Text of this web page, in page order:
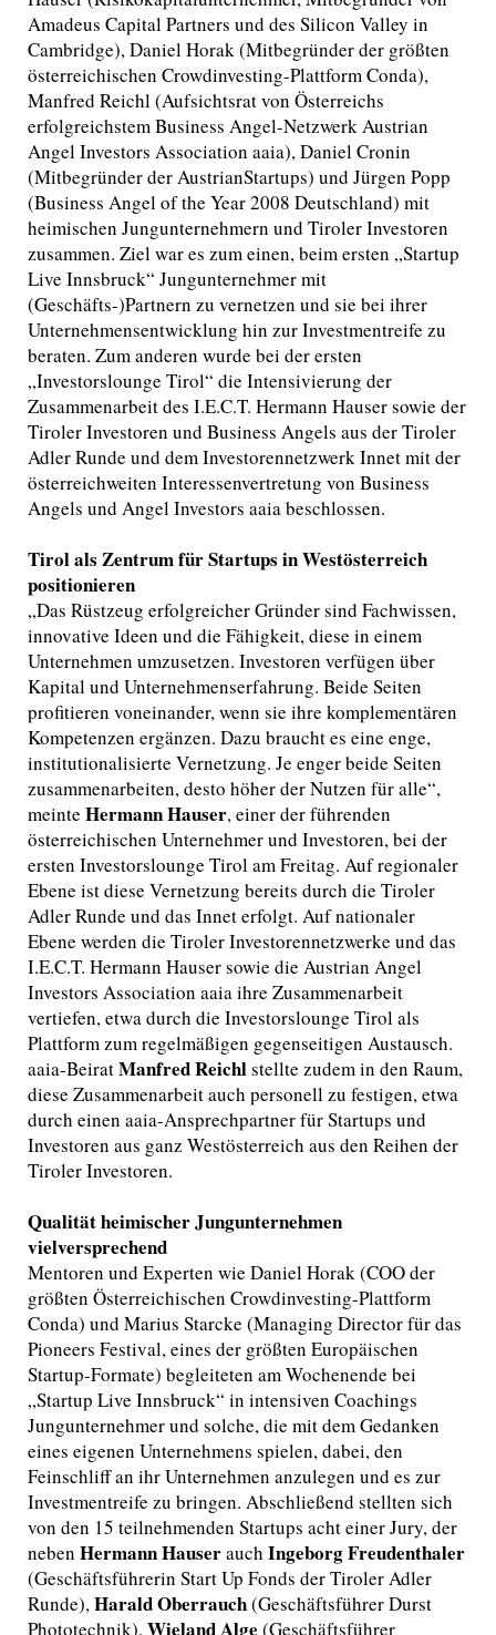
Amadeus Capital Partners und des Silicon Valley in
Cambridge), Daniel Horak (Mitbegründer der größten
österreichischen Crowdinvesting-Plattform Conda),
Manfred Reichl (Aufsichtsrat von Österreichs
erfolgreichstem Business Angel-Netzwerk Austrian
Angel Investors Association aaia), Daniel Cronin
(Mitbegründer der AustrianStartups) und Jürgen Popp
(Business Angel of the Year 2008 Deutschland) mit
heimischen Jungunternehmern und Tiroler Investoren
zusammen. Ziel war es zum einen, beim ersten „Startup
Live Innsbruck“ Jungunternehmer mit
(Geschäfts-)Partnern zu vernetzen und sie bei ihrer
Unternehmensentwicklung hin zur Investmentreife zu
beraten. Zum anderen wurde bei der ersten
„Investorslounge Tirol“ die Intensivierung der
Zusammenarbeit des I.E.C.T. Hermann Hauser sowie der
Tiroler Investoren und Business Angels aus der Tiroler
Adler Runde und dem Investorennetzwerk Innet mit der
österreichweiten Interessenvertretung von Business
Angels und Angel Investors aaia beschlossen.
Tirol als Zentrum für Startups in Westösterreich
positionieren
„Das Rüstzeug erfolgreicher Gründer sind Fachwissen,
innovative Ideen und die Fähigkeit, diese in einem
Unternehmen umzusetzen. Investoren verfügen über
Kapital und Unternehmenserfahrung. Beide Seiten
profitieren voneinander, wenn sie ihre komplementären
Kompetenzen ergänzen. Dazu braucht es eine enge,
institutionalisierte Vernetzung. Je enger beide Seiten
zusammenarbeiten, desto höher der Nutzen für alle“,
meinte Hermann Hauser, einer der führenden
österreichischen Unternehmer und Investoren, bei der
ersten Investorslounge Tirol am Freitag. Auf regionaler
Ebene ist diese Vernetzung bereits durch die Tiroler
Adler Runde und das Innet erfolgt. Auf nationaler
Ebene werden die Tiroler Investorennetzwerke und das
I.E.C.T. Hermann Hauser sowie die Austrian Angel
Investors Association aaia ihre Zusammenarbeit
vertiefen, etwa durch die Investorslounge Tirol als
Plattform zum regelmäßigen gegenseitigen Austausch.
aaia-BeiratManfred Reichlstellte zudem in den Raum,
diese Zusammenarbeit auch personell zu festigen, etwa
durch einen aaia-Ansprechpartner für Startups und
Investoren aus ganz Westösterreich aus den Reihen der
Tiroler Investoren.
Qualität heimischer Jungunternehmen
vielversprechend
Mentoren und Experten wie Daniel Horak (COO der
größten Österreichischen Crowdinvesting-Plattform
Conda) und Marius Starcke (Managing Director für das
Pioneers Festival, eines der größten Europäischen
Startup-Formate) begleiteten am Wochenende bei
„Startup Live Innsbruck“ in intensiven Coachings
Jungunternehmer und solche, die mit dem Gedanken
eines eigenen Unternehmens spielen, dabei, den
Feinschliff an ihr Unternehmen anzulegen und es zur
Investmentreife zu bringen. Abschließend stellten sich
von den 15 teilnehmenden Startups acht einer Jury, der
neben Hermann Hauserauch Ingeborg Freudenthaler
(Geschäftsführerin Start Up Fonds der Tiroler Adler
Runde),Harald Oberrauch(Geschäftsführer Durst
Phototechnik), Wieland Alge (Geschäftsführer